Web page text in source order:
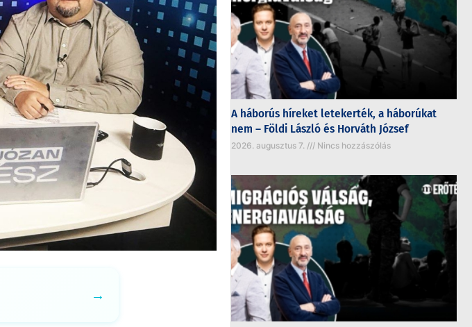
→
A háborús híreket letekerték, a háborúkat
nem – Földi László és Horváth József
2026. augusztus 7. Nincs hozzászólás